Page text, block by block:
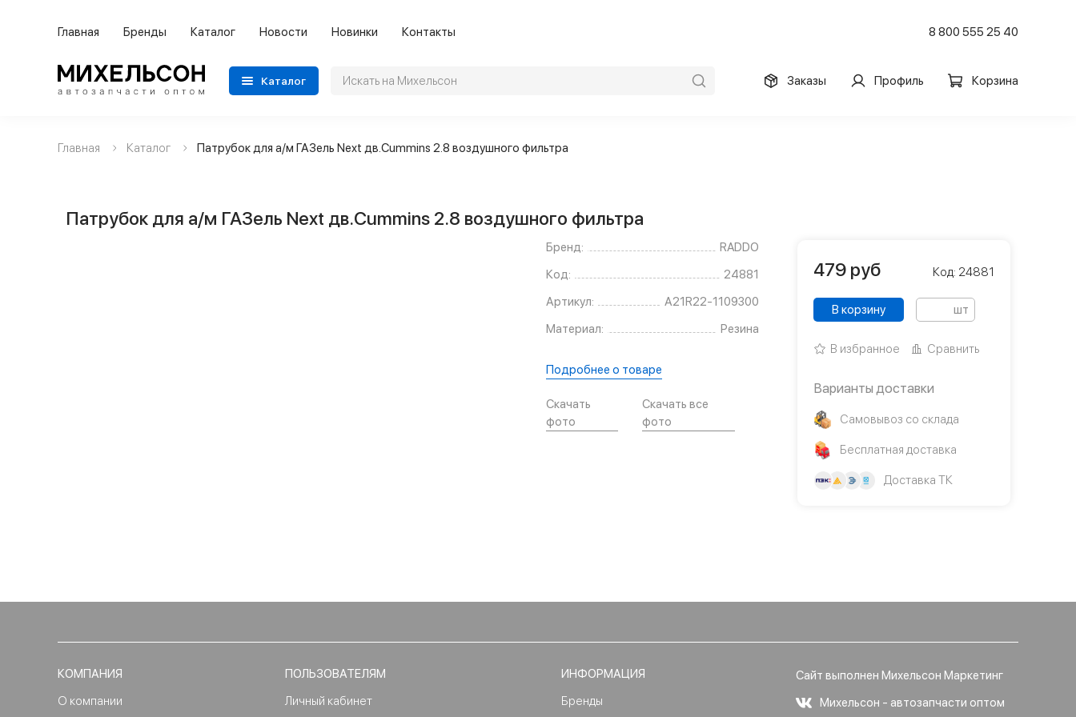
Главная Бренды Каталог Новости Новинки Контакты 8 800 555 25 40
Каталог Заказы Профиль Корзина
Применяемость
Категории автозапчастей
Главная Каталог Патрубок для а/м ГАЗель Next дв.Cummins 2.8 воздушного фильтра
Патрубок для а/м ГАЗель Next дв.Cummins 2.8 воздушного фильтра
Бренд:
RADDO
Код:
24881
Артикул:
А21R22-1109300
Материал:
Резина
Подробнее о товаре
Скачать
фото
Скачать все
фото
479 руб Код: 24881
В корзину шт
В избранное Сравнить
Варианты доставки
Самовывоз со склада
Бесплатная доставка
Доставка ТК
КОМПАНИЯ
О компании
ПОЛЬЗОВАТЕЛЯМ
Личный кабинет
ИНФОРМАЦИЯ
Бренды
Сайт выполнен Михельсон Маркетинг
Михельсон - автозапчасти оптом